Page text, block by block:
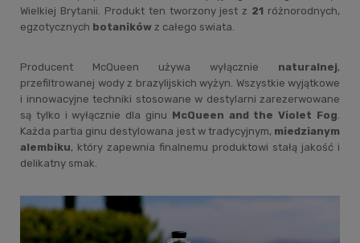
Wielkiej Brytanii. Produkt ten tworzony jest z 21 różnorodnych,
egzotycznych botaników z całego swiata.
Producent McQueen używa wyłącznie naturalnej,
przefiltrowanej wody z brazylijskich wyżyn. Wszystkie wyjątkowe
i innowacyjne techniki stosowane w destylarni zarezerwowane
są tylko i wyłącznie dla ginu McQueen and the Violet Fog
Każda partia ginu destylowana jest w tradycyjnym, miedzianym
alembiku, który zapewnia finalnemu produktowi stałą jakość i
delikatny smak.